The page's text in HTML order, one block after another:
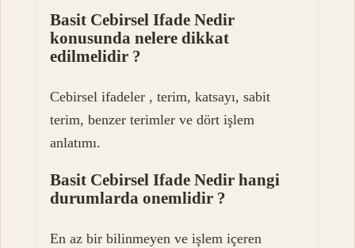
Basit Cebirsel Ifade Nedir
konusunda nelere dikkat
edilmelidir ?
Cebirsel ifadeler , terim, katsayı, sabit
terim, benzer terimler ve dört işlem
anlatımı.
Basit Cebirsel Ifade Nedir hangi
durumlarda onemlidir ?
En az bir bilinmeyen ve işlem içeren